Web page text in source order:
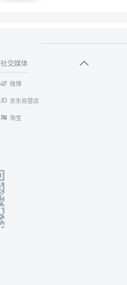
社交媒体
微博
京东自营店
淘宝